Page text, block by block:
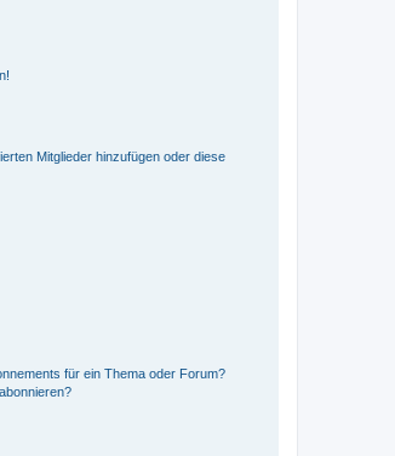
Mitglieder hinzufügen oder diese
für ein Thema oder Forum?